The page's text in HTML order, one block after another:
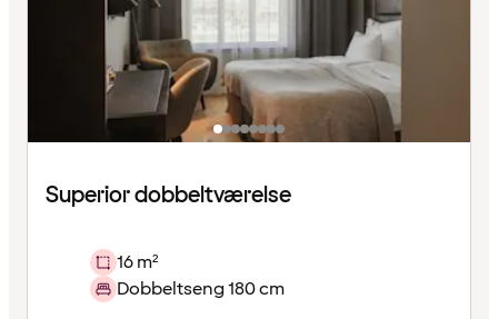
Superior dobbeltværelse
16 m²
Dobbeltseng 180 cm